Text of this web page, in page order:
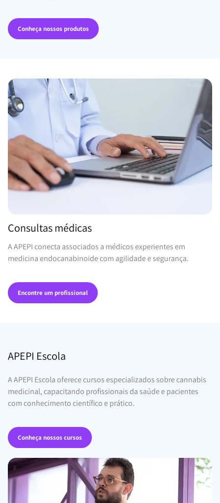
Conheça nossos produtos
Consultas médicas
A APEPI conecta associados a médicos experientes em
medicina endocanabinoide com agilidade e segurança.
Encontre um profissional
APEPI Escola
A APEPI Escola oferece cursos especializados sobre cannabis
medicinal, capacitando profissionais da saúde e pacientes
com conhecimento científico e prático.
Conheça nossos cursos